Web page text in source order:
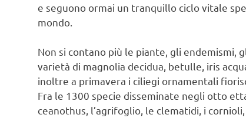
e seguono ormai un tranquillo ciclo vitale
mondo.
Non si contano più le piante, gli endemismi,
varietà di magnolia decidua, betulle, iris
inoltre a primavera i ciliegi ornamentali
Fra le 1300 specie disseminate negli otto
ceanothus, l’agrifoglio, le clematidi, i